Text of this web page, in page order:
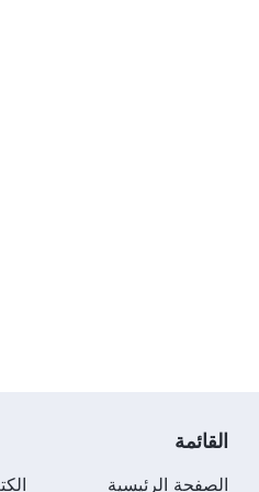
القائمة
الصفحة الرئيسية